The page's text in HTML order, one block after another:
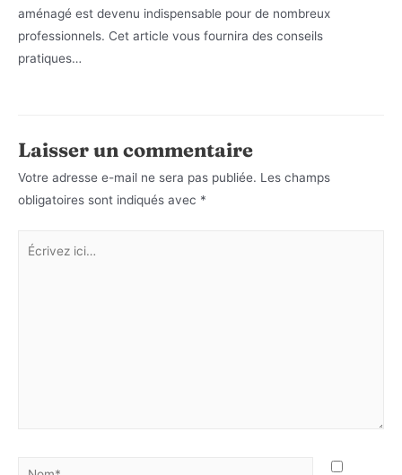
aménagé est devenu indispensable pour de nombreux
professionnels. Cet article vous fournira des conseils
pratiques…
Laisser un commentaire
Votre adresse e-mail ne sera pas publiée. Les champs
obligatoires sont indiqués avec *
Écrivez
Nom*